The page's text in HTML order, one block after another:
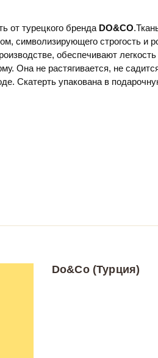
от турецкого бренда DO&CO
символизирующего строгость и
обеспечивают
Она не растягивается, не
Скатерть упакована в
Do&Co (Турция)